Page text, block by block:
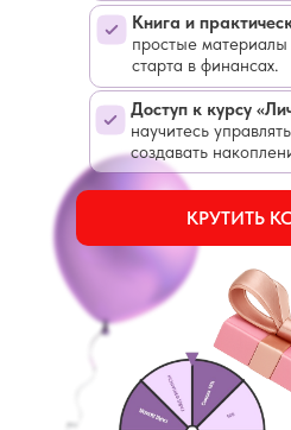
Доступ к курсу
научитесь
создавать
Книга и
простые материалы
старта в финансах.
КРУТИТЬ